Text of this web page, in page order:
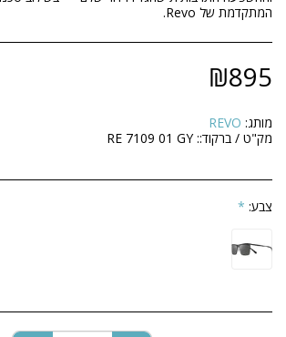
המתקדמת של Revo.
₪895
מותג: REVO
מק"ט / ברקוד:: RE 7109 01 GY
צבע: *